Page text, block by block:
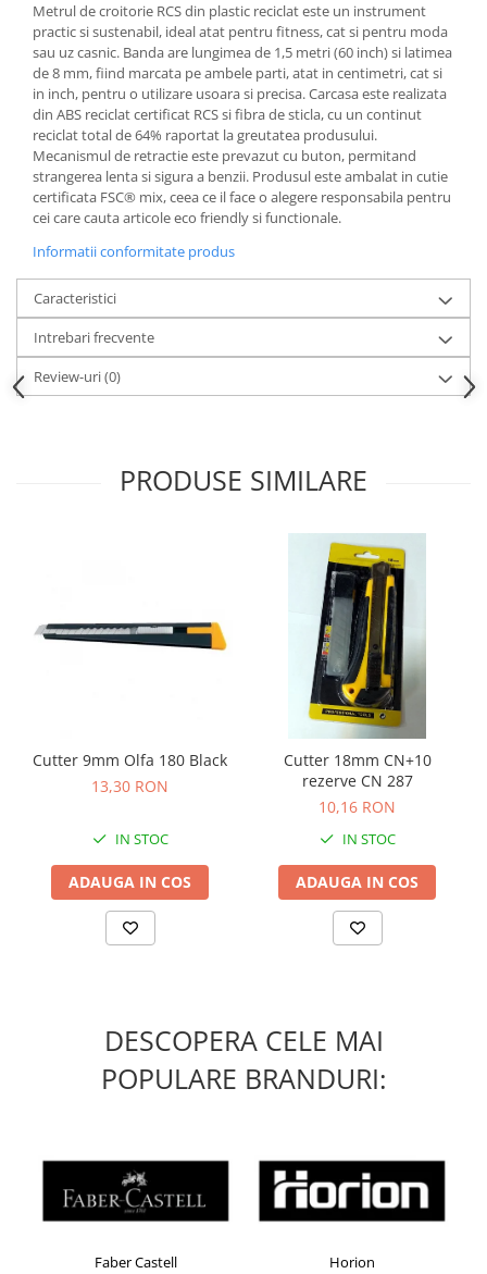
Articole pentru rufe, casa,
geamuri, mobila
Articole pentru birou, suprafete,
pardoseli
Intretinere si odorizante masina
Saci de gunoi
Accesorii pentru curatenie
Tipografie si stampile
Formulare tipizate
Caiete si blocnotesuri
personalizate
Stampile, tusiere si tus
Protectia muncii si Imbracaminte
Bluze & Pulovere
Impermeabile
Incaltaminte de lucru si protectie
Incaltaminte de oras si munte
Manusi de protectie
Accesorii pentru protectia capului
Casti de protectie
Sepci, caciuli si esarfe
Pachete promotionale
Accesorii pentru protectia muncii
Diverse accesorii
Articole de unica folosinta
Metrul de croitorie RCS din plastic reciclat este un instrument
practic si sustenabil, ideal atat pentru fitness, cat si pentru moda
sau uz casnic. Banda are lungimea de 1,5 metri (60 inch) si latimea
de 8 mm, fiind marcata pe ambele parti, atat in centimetri, cat si
in inch, pentru o utilizare usoara si precisa. Carcasa este realizata
din ABS reciclat certificat RCS si fibra de sticla, cu un continut
reciclat total de 64% raportat la greutatea produsului.
Mecanismul de retractie este prevazut cu buton, permitand
strangerea lenta si sigura a benzii. Produsul este ambalat in cutie
certificata FSC® mix, ceea ce il face o alegere responsabila pentru
cei care cauta articole eco friendly si functionale.
Informatii conformitate produs
Caracteristici
Intrebari frecvente
Review-uri(0)
PRODUSE SIMILARE
Cutter 9mm Olfa 180 Black
13,30 RON
IN STOC
ADAUGA IN COS
Cutter 18mm CN+10
rezerve CN 287
10,16 RON
IN STOC
ADAUGA IN COS
DESCOPERA CELE MAI
POPULARE BRANDURI:
Faber Castell Horion